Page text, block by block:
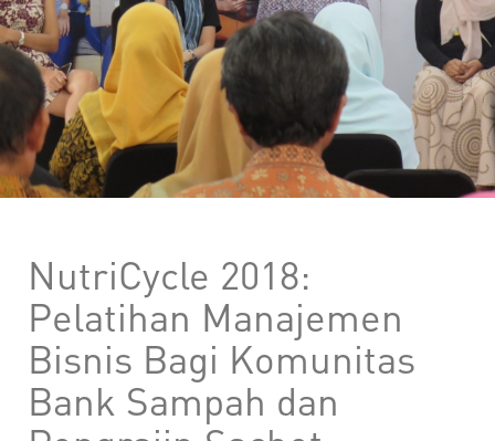
NutriCycle 2018:
Pelatihan Manajemen
Bisnis Bagi Komunitas
Bank Sampah dan